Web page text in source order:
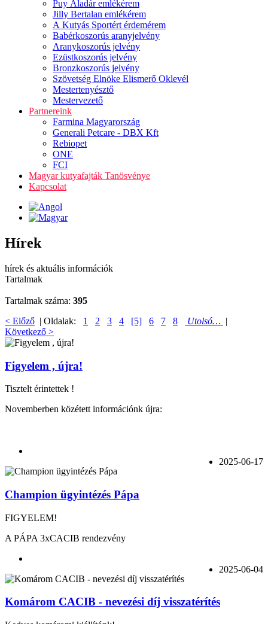
Puy Aladár emlékérem
Jilly Bertalan emlékérem
A Kutyás Sportért érdemérem
Babérkoszorús aranyjelvény
Aranykoszorús jelvény
Ezüstkoszorús jelvény
Bronzkoszorús jelvény
Szövetség Elnöke Elismerő Oklevél
Mestertenyésztő
Mestervezető
Partnereink
Farmina Magyarország
Generali Petcare - DBX Kft
Rebiopet
ONE
FCI
Magyar kutyafajták Tanösvénye
Kapcsolat
Hírek
hírek és aktuális információk
Tartalmak
Tartalmak száma: 395
< Előző | Oldalak: 1 2 3 4 [5] 6 7 8 Utolsó… |
Következő >
Figyelem , újra!
Tisztelt érintettek !
Novemberben közétett információnk újra:
2025-06-17
Champion ügyintézés Pápa
FIGYELEM!
A PÁPA 3xCACIB rendezvény
2025-06-04
Komárom CACIB - nevezési díj visszatérítés